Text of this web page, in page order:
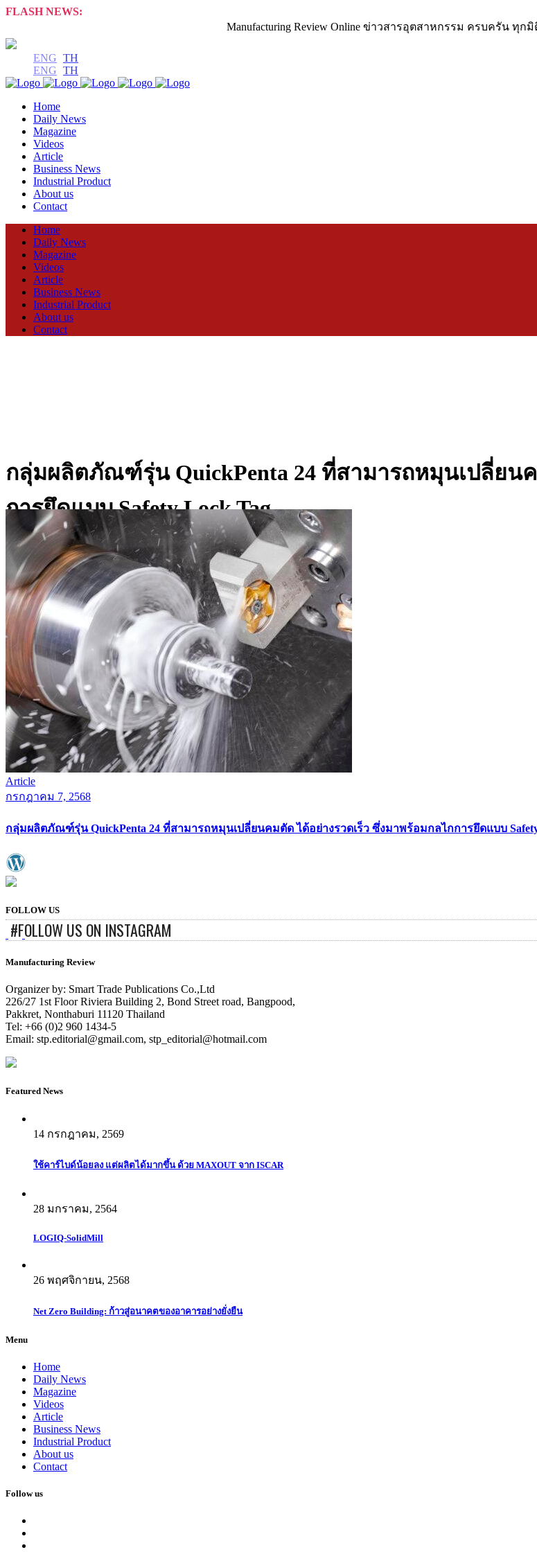
FLASH NEWS:
Manufacturing Review Online ข่าวสารอุตสาหกรรม ครบครัน ทุกมิติ
ENG TH
ENG TH
Home
Daily News
Magazine
Videos
Article
Business News
Industrial Product
About us
Contact
Home
Daily News
Magazine
Videos
Article
Business News
Industrial Product
About us
Contact
กลุ่มผลิตภัณฑ์รุ่น QuickPenta 24 ที่สามารถหมุนเปลี่ยน
การยึดแบบ Safety Lock Tag
Article
กรกฎาคม 7, 2568
กลุ่มผลิตภัณฑ์รุ่น QuickPenta 24 ที่สามารถหมุนเปลี่ยนคมตัด ได้อย่างรวดเร็ว ซึ่งมาพร้อมกลไกการยึดแบบ
FOLLOW US
#FOLLOW US ON INSTAGRAM
Manufacturing Review
Organizer by: Smart Trade Publications Co.,Ltd
226/27 1st Floor Riviera Building 2, Bond Street road, Bangpood,
Pakkret, Nonthaburi 11120 Thailand
Tel: +66 (0)2 960 1434-5
Email: stp.editorial@gmail.com, stp_editorial@hotmail.com
Featured News
14 กรกฎาคม, 2569
ใช้คาร์ไบด์น้อยลง แต่ผลิตได้มากขึ้น ด้วย MAXOUT จาก ISCAR
28 มกราคม, 2564
LOGIQ-SolidMill
26 พฤศจิกายน, 2568
Net Zero Building: ก้าวสู่อนาคตของอาคารอย่างยั่งยืน
Menu
Home
Daily News
Magazine
Videos
Article
Business News
Industrial Product
About us
Contact
Follow us